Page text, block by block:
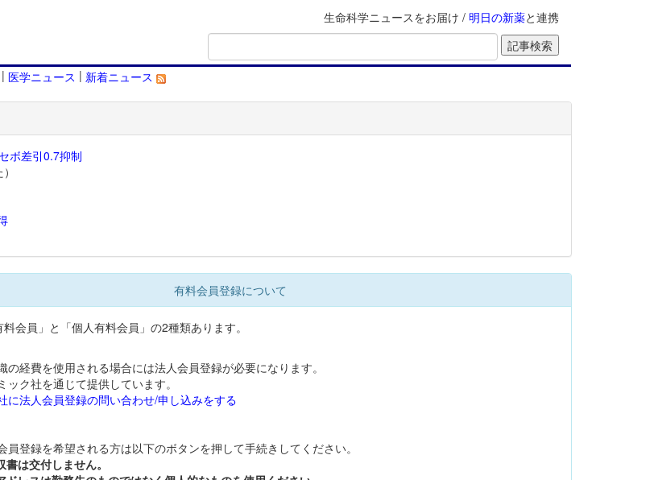
生命科学ニュースをお届け / 明日の新薬と連携
| 医学ニュース | 新着ニュース
ボ差引0.7抑制
有料会員登録について
会員」と「個人有料会員」の2種類あります。
の経費を使用される場合には法人会員登録が必要になります。
ック社を通じて提供しています。
法人会員登録の問い合わせ/申し込みをする
員登録を希望される方は以下のボタンを押して手続きしてください。
は交付しません。